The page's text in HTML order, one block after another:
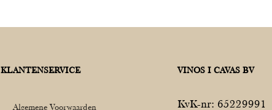
KLANTENSERVICE
Algemene Voorwaarden
VINOS I CAVAS BV
KvK-nr: 65229991